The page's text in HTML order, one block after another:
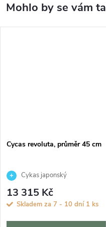
Cycas revoluta, průměr 45 cm
Cykas japonský
13 315 Kč
Skladem za 7 - 10 dní 1 ks